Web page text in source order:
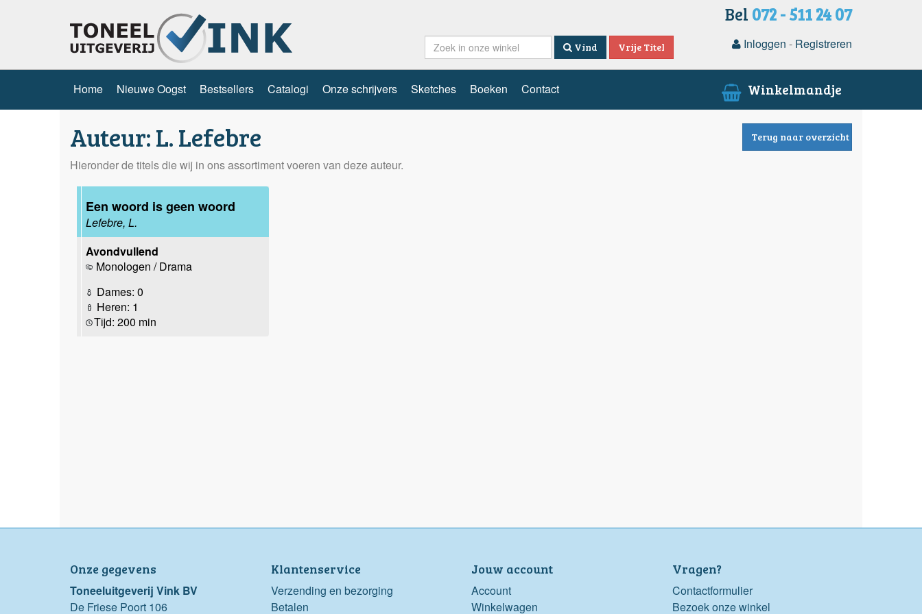
Bel 072 - 511 24 07
Vind Vrije Titel Inloggen - Registreren
Home Nieuwe Oogst Bestsellers Catalogi Onze schrijvers Sketches Boeken Contact Winkelmandje
Auteur: L. Lefebre Terug naar overzicht
Hieronder de titels die wij in ons assortiment voeren van deze auteur.
Een woord is geen woord
Lefebre, L.
Avondvullend
Monologen / Drama
Dames: 0
Heren: 1
Tijd: 200 min
Onze gegevens
Toneeluitgeverij Vink BV
De Friese Poort 106
Klantenservice
Verzending en bezorging
Betalen
Jouw account
Account
Winkelwagen
Vragen?
Contactformulier
Bezoek onze winkel